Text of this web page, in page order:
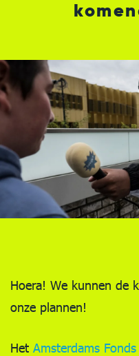
Hoera! We kunnen de
onze plannen!
Het Amsterdams